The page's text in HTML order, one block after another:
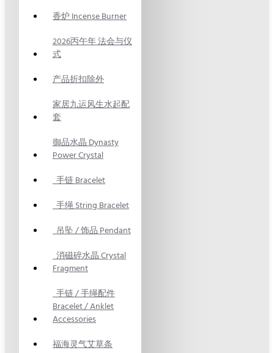
香炉 Incense Burner
2026丙午年 法会与仪
式
产品折扣除外
家居九运风生水起配
套
御品水晶 Dynasty
Power Crystal
手链 Bracelet
手绳 String Bracelet
吊坠 / 饰品 Pendant
消磁碎水晶 Crystal
Fragment
手链 / 手绳配件
Bracelet / Anklet
Accessories
福海灵气艾草条